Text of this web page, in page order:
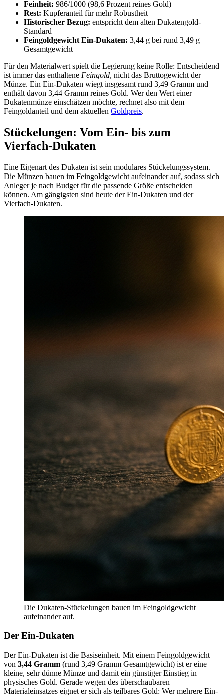
Feinheit: 986/1000 (98,6 Prozent reines Gold)
Rest: Kupferanteil für mehr Robustheit
Historischer Bezug: entspricht dem alten Dukatengold-
Standard
Feingoldgewicht Ein-Dukaten: 3,44 g bei rund 3,49 g
Gesamtgewicht
Für den Materialwert spielt die Legierung keine Rolle: Entscheidend
ist immer das enthaltene Feingold, nicht das Bruttogewicht der
Münze. Ein Ein-Dukaten wiegt insgesamt rund 3,49 Gramm und
enthält davon 3,44 Gramm reines Gold. Wer den Wert einer
Dukatenmünze einschätzen möchte, rechnet also mit dem
Feingoldanteil und dem aktuellen Goldpreis.
Stückelungen: Vom Ein- bis zum
Vierfach-Dukaten
Eine Eigenart des Dukaten ist sein modulares Stückelungssystem.
Die Münzen bauen im Feingoldgewicht aufeinander auf, sodass sich
Anleger je nach Budget für die passende Größe entscheiden
können. Am gängigsten sind heute der Ein-Dukaten und der
Vierfach-Dukaten.
Die Dukaten-Stückelungen bauen im Feingoldgewicht
aufeinander auf.
Der Ein-Dukaten
Der Ein-Dukaten ist die Basiseinheit. Mit einem Feingoldgewicht
von 3,44 Gramm (rund 3,49 Gramm Gesamtgewicht) ist er eine
kleine, sehr dünne Münze und damit ein günstiger Einstieg in
physisches Gold. Gerade wegen des überschaubaren
Materialeinsatzes eignet er sich als teilbares Gold: Wer mehrere Ein-